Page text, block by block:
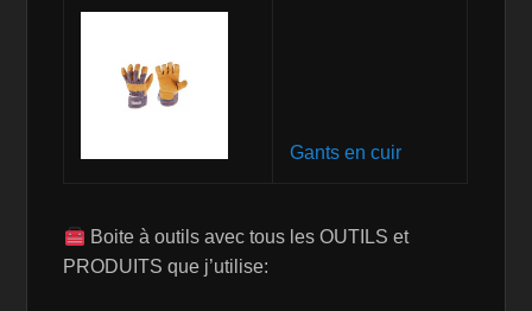
Gants en cuir
Boite à outils avec tous les OUTILS et
PRODUITS que j’utilise: